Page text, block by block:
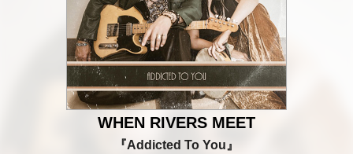
WHEN RIVERS MEET
『Addicted To You』